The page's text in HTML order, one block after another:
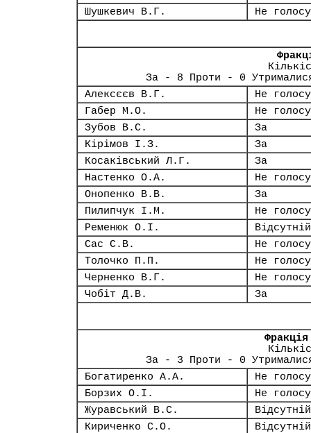
Шушкевич В.Г.
Не
За - 8 Проти - 0
Алексєєв В.Г.
Не
Габер М.О.
Не
Зубов В.С.
За
Кірімов І.З.
За
Косаківський Л.Г.
За
Настенко О.А.
Не
Онопенко В.В.
За
Пилипчук І.М.
Не
Ременюк О.І.
Відсутній
Сас С.В.
Не
Толочко П.П.
Не
Черненко В.Г.
Не
Чобіт Д.В.
За
За - 3 Проти - 0
Богатиренко А.А.
Не
Борзих О.І.
Не
Журавський В.С.
Відсутній
Кириченко С.О.
Відсутній